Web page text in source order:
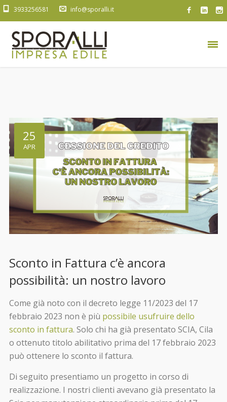
3933256581 info@sporalli.it
25
APR
Sconto in Fattura c’è ancora
possibilità: un nostro lavoro
Come già noto con il decreto legge 11/2023 del 17
febbraio 2023 non è più possibile usufruire dello
sconto in fattura. Solo chi ha già presentato SCIA, Cila
o ottenuto titolo abilitativo prima del 17 febbraio 2023
può ottenere lo sconto il fattura.
Di seguito presentiamo un progetto in corso di
realizzazione. I nostri clienti avevano già presentato la